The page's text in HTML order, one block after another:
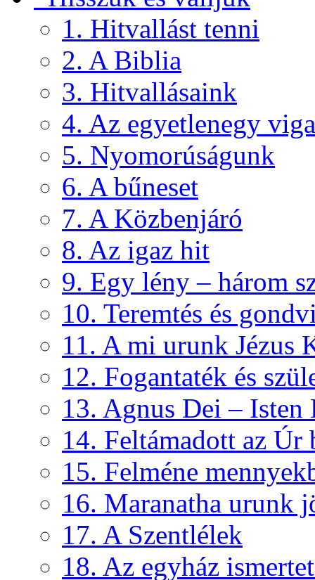
1. Hitvallást tenni
2. A Biblia
3. Hitvallásaink
4. Az egyetlenegy
5. Nyomorúságunk
6. A bűneset
7. A Közbenjáró
8. Az igaz hit
9. Egy lény – három
10. Teremtés és
11. A mi urunk Jézus
12. Fogantaték és
13. Agnus Dei – Isten
14. Feltámadott az Úr
15. Felméne
16. Maranatha urunk
17. A Szentlélek
18. Az egyház